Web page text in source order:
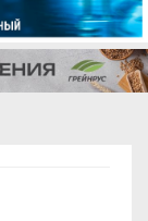
100 г
30 г
30 г